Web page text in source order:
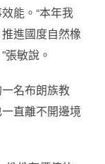
能。“本年我
進國度自然橡
敏說。
名布朗族教
直離不開邊境